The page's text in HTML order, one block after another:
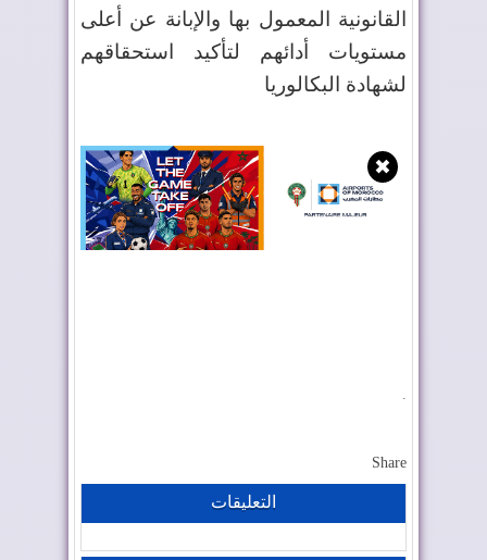
القانونية المعمول بها والإبانة عن أعلى
مستويات أدائهم لتأكيد استحقاقهم
لشهادة البكالوريا
✖
Share
التعليقات